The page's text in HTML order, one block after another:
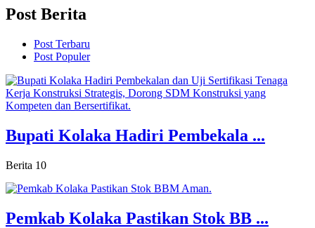
Post Berita
Post Terbaru
Post Populer
Bupati Kolaka Hadiri Pembekala ...
Berita 10
Pemkab Kolaka Pastikan Stok BB ...